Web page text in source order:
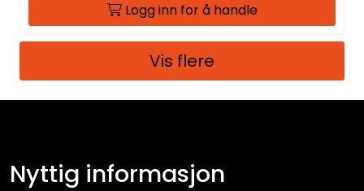
Logg inn for å handle
Vis flere
Nyttig informasjon